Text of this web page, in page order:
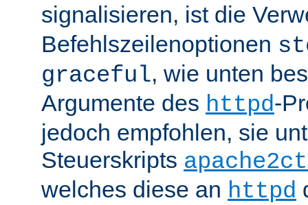
signalisieren, ist die
Befehlszeilenoptionen
graceful, wie unten
Argumente des httpd-
jedoch empfohlen, sie
Steuerskripts
welches diese an httpd